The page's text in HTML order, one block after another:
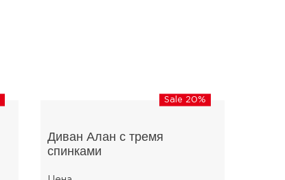
Sale 20%
Диван Алан с тремя
спинками